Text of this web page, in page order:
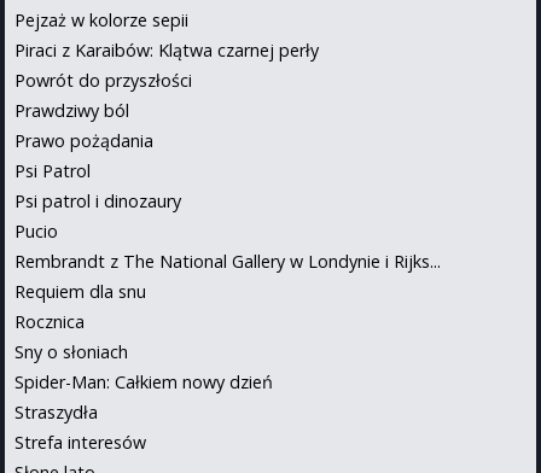
Pejzaż w kolorze sepii
Piraci z Karaibów: Klątwa czarnej perły
Powrót do przyszłości
Prawdziwy ból
Prawo pożądania
Psi Patrol
Psi patrol i dinozaury
Pucio
Rembrandt z The National Gallery w Londynie i Rijks...
Requiem dla snu
Rocznica
Sny o słoniach
Spider-Man: Całkiem nowy dzień
Straszydła
Strefa interesów